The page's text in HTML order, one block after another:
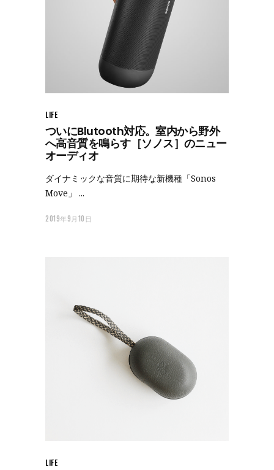
LIFE
ついにBlutooth対応。室内から野外
へ高音質を鳴らす［ソノス］のニュー
オーディオ
ダイナミックな音質に期待な新機種「Sonos
Move」
2019年9月10日
LIFE